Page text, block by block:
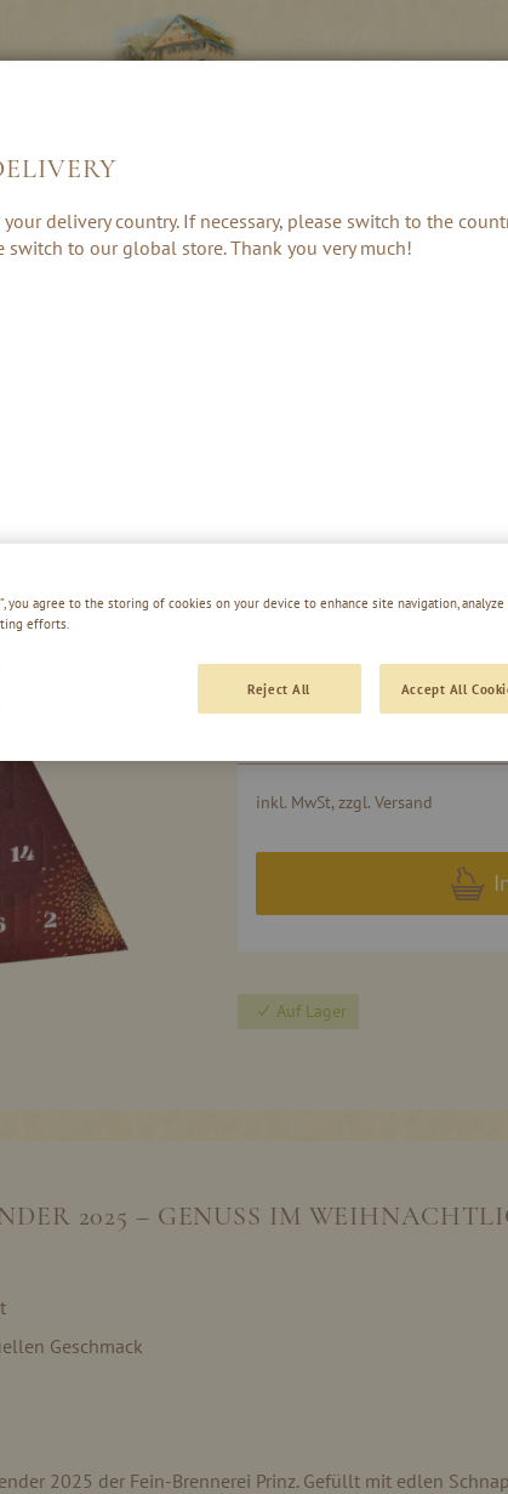
& PUNSCH
ZUBEHÖR
Produkte
1 Stk. KLASSIK
1 Stk. SCHNAPS
inkl. MwSt, zzgl. Versand
Auf Lager
2025 – GENUSS IM
Geschmack
2025 der Fein-Brennerei Prinz. Gefüllt mit edlen
you agree to the storing of cookies on your device to enhance site navigation,
efforts.
Reject All Accept All
delivery country. If necessary, please switch to the
to our global store. Thank you very much!